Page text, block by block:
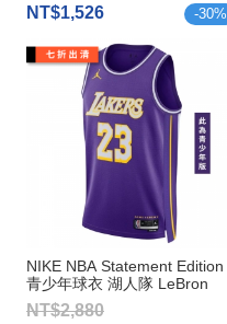
NT$1,526
-30%
NIKE NBA Statement Edition
青少年球衣 湖人隊 LeBron
James
NT$2,880